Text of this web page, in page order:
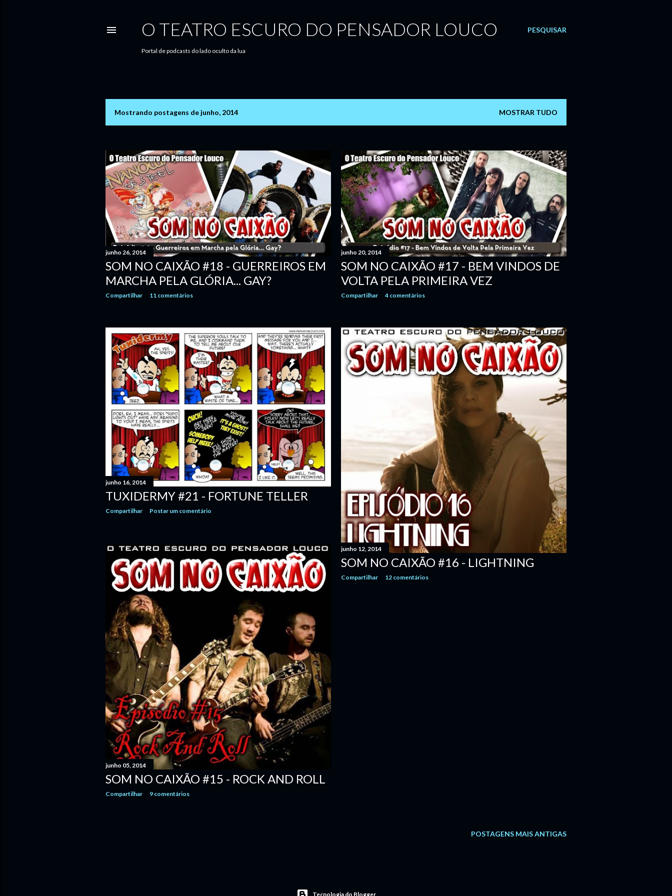
PESQUISAR
O TEATRO ESCURO DO PENSADOR LOUCO
Portal de podcasts do lado oculto da lua
s
t
a
g
e
n
s
Mostrando postagens de junho, 2014 MOSTRAR TUDO
junho 26, 2014
SOM NO CAIXÃO #18 - GUERREIROS EM
MARCHA PELA GLÓRIA... GAY?
Compartilhar 11 comentários
junho 20, 2014
SOM NO CAIXÃO #17 - BEM VINDOS DE
VOLTA PELA PRIMEIRA VEZ
Compartilhar 4 comentários
junho 16, 2014
TUXIDERMY #21 - FORTUNE TELLER
Compartilhar Postar um comentário
junho 12, 2014
SOM NO CAIXÃO #16 - LIGHTNING
Compartilhar 12 comentários
junho 05, 2014
SOM NO CAIXÃO #15 - ROCK AND ROLL
Compartilhar 9 comentários
POSTAGENS MAIS ANTIGAS
Tecnologia do Blogger